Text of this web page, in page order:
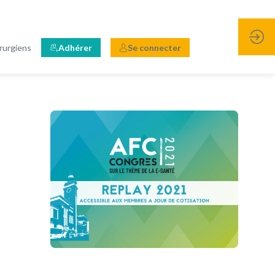
Adhérer Se connecter